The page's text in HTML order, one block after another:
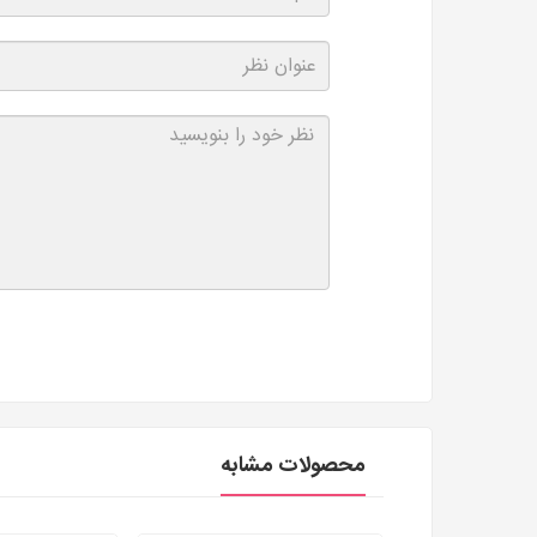
محصولات مشابه